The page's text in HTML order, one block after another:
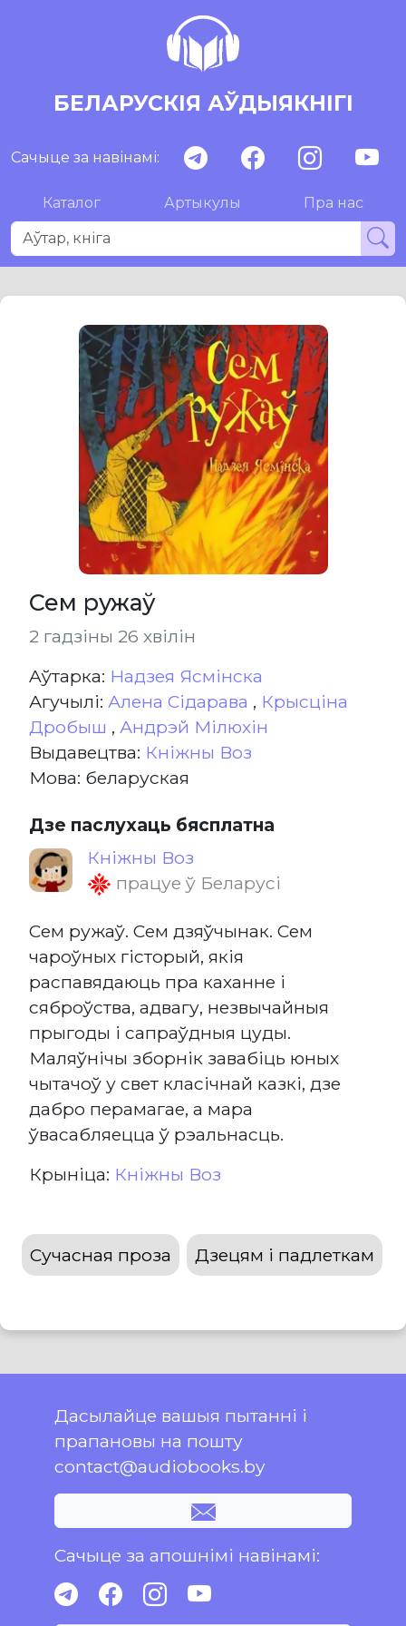
БЕЛАРУСКІЯ АЎДЫЯКНІГІ
Сачыце за навінамі:
Каталог Артыкулы Пра нас
Сем ружаў
2 гадзіны 26 хвілін
Aўтарка: Надзея Ясмінска
Агучылі: Алена Сідарава , Крысціна
Дробыш , Андрэй Мілюхін
Выдавецтва: Кніжны Воз
Мова: беларуская
Дзе паслухаць бясплатна
Кніжны Воз
працуе ў Беларусі
Сем ружаў. Сем дзяўчынак. Сем
чароўных гісторый, якія
распавядаюць пра каханне і
сяброўства, адвагу, незвычайныя
прыгоды і сапраўдныя цуды.
Маляўнічы зборнік завабіць юных
чытачоў у свет класічнай казкі, дзе
дабро перамагае, а мара
ўвасабляецца ў рэальнасць.
Крыніца: Кніжны Воз
Сучасная проза Дзецям і падлеткам
Дасылайце вашыя пытанні і
прапановы на пошту
contact@audiobooks.by
Сачыце за апошнімі навінамі: